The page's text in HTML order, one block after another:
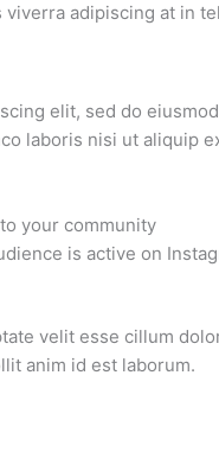
adipiscing at in
elit, sed do
laboris nisi ut aliquip
your community
is active on
velit esse cillum
anim id est laborum.